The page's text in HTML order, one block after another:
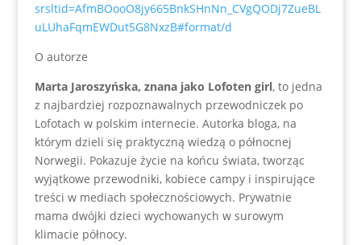
srsltid=AfmBOooO8jy665BnkSHnNn_CVgQODj7ZueBL
uLUhaFqmEWDut5G8NxzB#format/d
O autorze
Marta Jaroszyńska, znana jako Lofoten girl, to jedna
z najbardziej rozpoznawalnych przewodniczek po
Lofotach w polskim internecie. Autorka bloga, na
którym dzieli się praktyczną wiedzą o północnej
Norwegii. Pokazuje życie na końcu świata, tworząc
wyjątkowe przewodniki, kobiece campy i inspirujące
treści w mediach społecznościowych. Prywatnie
mama dwójki dzieci wychowanych w surowym
klimacie północy.